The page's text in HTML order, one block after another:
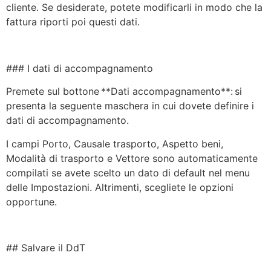
cliente. Se desiderate, potete modificarli in modo che la
fattura riporti poi questi dati.
### I dati di accompagnamento
Premete sul bottone **Dati accompagnamento**: si
presenta la seguente maschera in cui dovete definire i
dati di accompagnamento.
I campi Porto, Causale trasporto, Aspetto beni,
Modalità di trasporto e Vettore sono automaticamente
compilati se avete scelto un dato di default nel menu
delle Impostazioni. Altrimenti, scegliete le opzioni
opportune.
## Salvare il DdT